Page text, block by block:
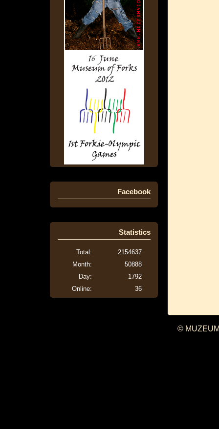
Facebook
Statistics
Online: 36
Total:
2154637
Month:
50888
Day:
1792
©